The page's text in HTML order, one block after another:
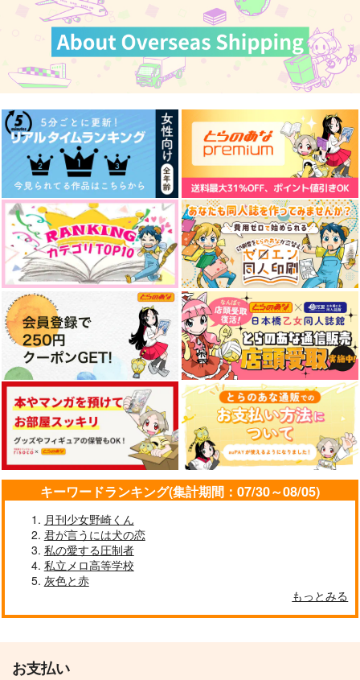
キーワードランキング(集計期間：07/30～08/05)
月刊少女野崎くん
君が言うには犬の恋
私の愛する圧制者
私立メロ高等学校
灰色と赤
もっとみる
お支払い